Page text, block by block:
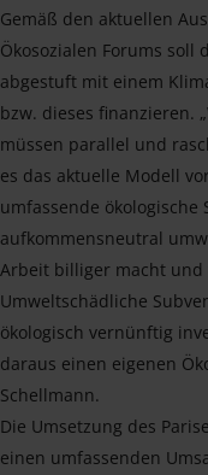
Gemäß den aktuellen
Ökosozialen Forums soll
abgestuft mit einem
bzw. dieses finanzieren.
müssen parallel und
es das aktuelle Modell
umfassende
aufkommensneutral
Arbeit billiger macht und
Umweltschädliche
ökologisch vernünftig
daraus einen eigenen
Schellmann.
Die Umsetzung des
einen umfassenden